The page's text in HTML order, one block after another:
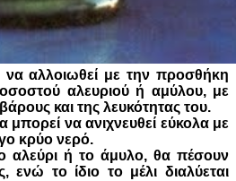
να αλλοιωθεί με την προσθήκη
αλευριού ή αμύλου, με
και της λευκότητας του.
μπορεί να ανιχνευθεί εύκολα με
κρύο νερό.
αλεύρι ή το άμυλο, θα πέσουν
το ίδιο το μέλι διαλύεται